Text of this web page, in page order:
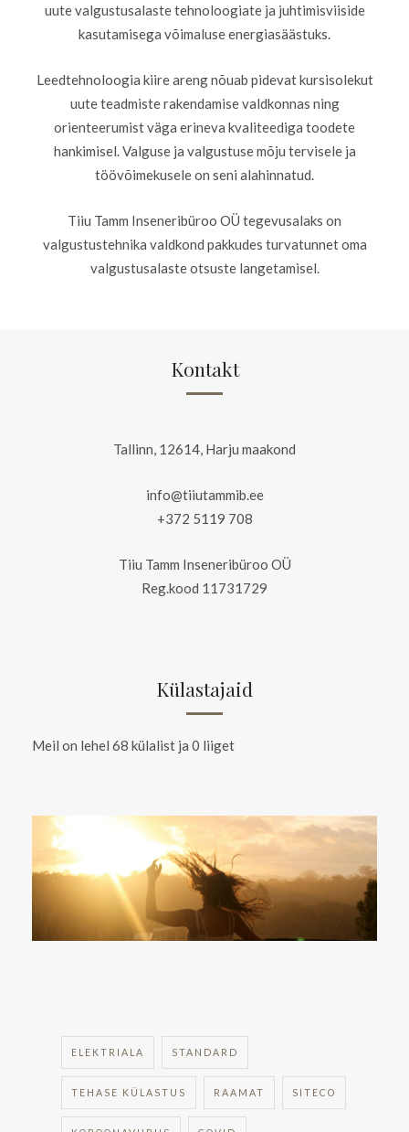
uute valgustusalaste tehnoloogiate ja juhtimisviiside
kasutamisega võimaluse energiasäästuks.
Leedtehnoloogia kiire areng nõuab pidevat kursisolekut
uute teadmiste rakendamise valdkonnas ning
orienteerumist väga erineva kvaliteediga toodete
hankimisel. Valguse ja valgustuse mõju tervisele ja
töövõimekusele on seni alahinnatud.
Tiiu Tamm Inseneribüroo OÜ tegevusalaks on
valgustustehnika valdkond pakkudes turvatunnet oma
valgustusalaste otsuste langetamisel.
Kontakt
Tallinn, 12614, Harju maakond
info@tiiutammib.ee
+372 5119 708
Tiiu Tamm Inseneribüroo OÜ
Reg.kood 11731729
Külastajaid
Meil on lehel 68 külalist ja 0 liiget
ELEKTRIALA STANDARD
TEHASE KÜLASTUS RAAMAT SITECO